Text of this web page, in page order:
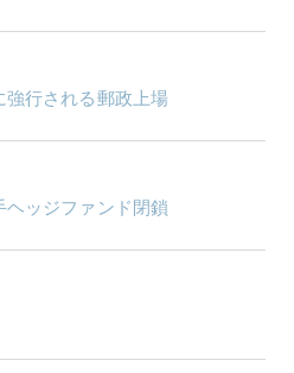
行される郵政上場
ッジファンド閉鎖